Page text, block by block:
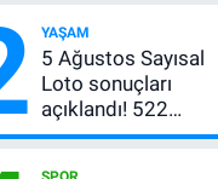
YAŞAM
5 Ağustos Sayısal
Loto sonuçları
açıklandı! 522
milyon TL devretti